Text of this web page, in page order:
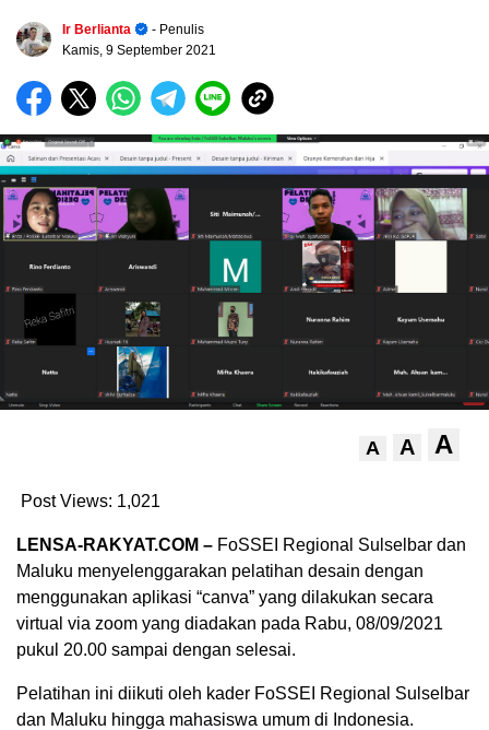
Ir Berlianta
- Penulis
Kamis, 9 September 2021
A A A
Post Views: 1,021
LENSA-RAKYAT.COM – FoSSEI Regional Sulselbar dan
Maluku menyelenggarakan pelatihan desain dengan
menggunakan aplikasi “canva” yang dilakukan secara
virtual via zoom yang diadakan pada Rabu, 08/09/2021
pukul 20.00 sampai dengan selesai.
Pelatihan ini diikuti oleh kader FoSSEI Regional Sulselbar
dan Maluku hingga mahasiswa umum di Indonesia.